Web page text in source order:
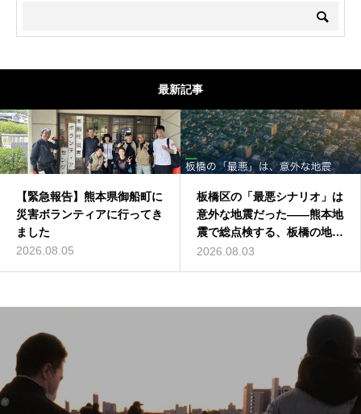
最新記事
【緊急報告】熊本県御船町に
災害ボランティアに行ってき
ました
2026.08.05
板橋区の「最悪シナリオ」は
意外な地震だった——熊本地
震で総点検する、板橋の地震
リスク
2026.08.03